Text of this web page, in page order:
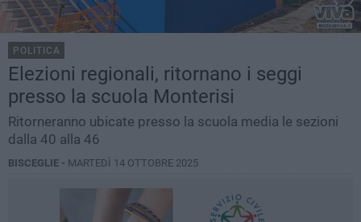
POLITICA
Elezioni regionali, ritornano i seggi
presso la scuola Monterisi
Ritorneranno ubicate presso la scuola media le sezioni
dalla 40 alla 46
BISCEGLIE - MARTEDÌ 14 OTTOBRE 2025